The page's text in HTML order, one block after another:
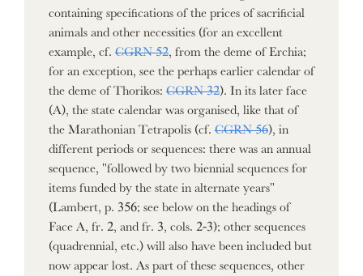
containing specifications of the prices of sacrificial
animals and other necessities (for an excellent
example, cf. CGRN 52 , from the deme of Erchia;
for an exception, see the perhaps earlier calendar of
the deme of Thorikos: CGRN 32). In its later face
(A), the state calendar was organised, like that of
the Marathonian Tetrapolis (cf. CGRN 56), in
different periods or sequences: there was an annual
sequence, "followed by two biennial sequences for
items funded by the state in alternate years"
(Lambert, p. 356; see below on the headings of
Face A, fr. 2, and fr. 3, cols. 2-3); other sequences
(quadrennial, etc.) will also have been included but
now appear lost. As part of these sequences, other